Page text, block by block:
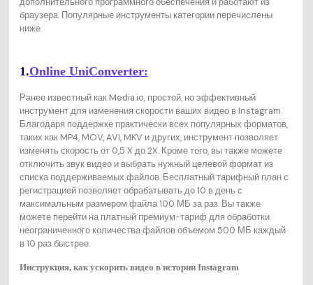
браузера. Популярные инструменты категории перечислены
ниже.
1.Online UniConverter:
Ранее известный как Media.io, простой, но эффективный
инструмент для изменения скорости ваших видео в Instagram.
Благодаря поддержке практически всех популярных форматов,
таких как MP4, MOV, AVI, MKV и других, инструмент позволяет
изменять скорость от 0,5 X до 2X. Кроме того, вы также можете
отключить звук видео и выбрать нужный целевой формат из
списка поддерживаемых файлов. Бесплатный тарифный план с
регистрацией позволяет обрабатывать до 10 в день с
максимальным размером файла 100 МБ за раз. Вы также
можете перейти на платный премиум-тариф для обработки
неограниченного количества файлов объемом 500 МБ каждый
в 10 раз быстрее.
Инструкция, как ускорить видео в истории Instagram